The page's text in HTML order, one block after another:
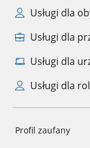
Usługi dla
Usługi dla
Usługi dla
Usługi dla
Profil zaufany